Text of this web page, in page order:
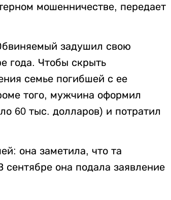
мошенничестве, передает
задушил свою
года. Чтобы скрыть
семье погибшей с ее
того, мужчина оформил
60 тыс. долларов) и потратил
она заметила, что та
сентябре она подала заявление